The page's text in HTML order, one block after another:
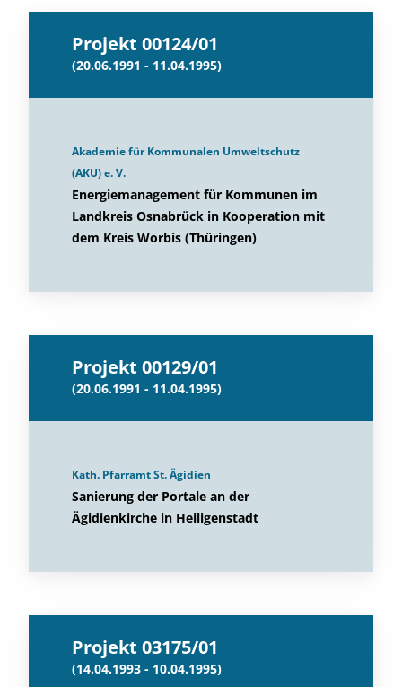
Projekt 00124/01
(20.06.1991 - 11.04.1995)
Akademie für Kommunalen Umweltschutz
(AKU) e. V.
Energiemanagement für Kommunen im
Landkreis Osnabrück in Kooperation mit
dem Kreis Worbis (Thüringen)
Projekt 00129/01
(20.06.1991 - 11.04.1995)
Kath. Pfarramt St. Ägidien
Sanierung der Portale an der
Ägidienkirche in Heiligenstadt
Projekt 03175/01
(14.04.1993 - 10.04.1995)